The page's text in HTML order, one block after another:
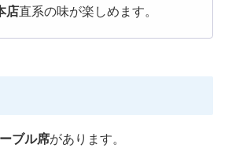
店直系の味が楽しめます。
ブル席があります。